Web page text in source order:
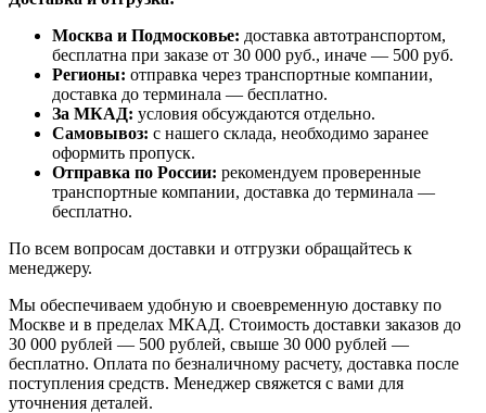
Москва и Подмосковье: доставка автотранспортом,
бесплатна при заказе от 30 000 руб., иначе — 500 руб.
Регионы: отправка через транспортные компании,
доставка до терминала — бесплатно.
За МКАД: условия обсуждаются отдельно.
Самовывоз: с нашего склада, необходимо заранее
оформить пропуск.
Отправка по России: рекомендуем проверенные
транспортные компании, доставка до терминала —
бесплатно.
По всем вопросам доставки и отгрузки обращайтесь к
менеджеру.
Мы обеспечиваем удобную и своевременную доставку по
Москве и в пределах МКАД. Стоимость доставки заказов до
30 000 рублей — 500 рублей, свыше 30 000 рублей —
бесплатно. Оплата по безналичному расчету, доставка после
поступления средств. Менеджер свяжется с вами для
уточнения деталей.